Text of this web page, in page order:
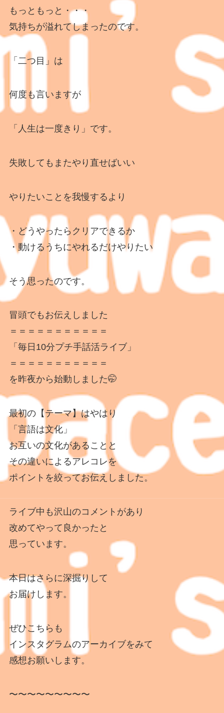
もっともっと・・・
気持ちが溢れてしまったのです。
「二つ目」は
何度も言いますが
「人生は一度きり」です。
失敗してもまたやり直せばいい
やりたいことを我慢するより
・どうやったらクリアできるか
・動けるうちにやれるだけやりたい
そう思ったのです。
冒頭でもお伝えしました
＝＝＝＝＝＝＝＝＝＝＝
「毎日10分プチ手話活ライブ」
＝＝＝＝＝＝＝＝＝＝＝
を昨夜から始動しました🤭
最初の【テーマ】はやはり
「言語は文化」
お互いの文化があることと
その違いによるアレコレを
ポイントを絞ってお伝えしました。
ライブ中も沢山のコメントがあり
改めてやって良かったと
思っています。
本日はさらに深掘りして
お届けします。
ぜひこちらも
インスタグラムのアーカイブをみて
感想お願いします。
〜〜〜〜〜〜〜〜〜